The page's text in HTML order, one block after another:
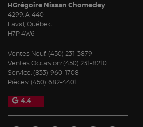
HGrégoire Nissan Chomedey
4299, A. 440
Laval,Québec
H7P 4W6
Ventes Neuf: (450) 231-3879
Ventes Occasion: (450) 231-8210
Service: (833) 960-1708
Pièces: (450) 682-4401
4.4